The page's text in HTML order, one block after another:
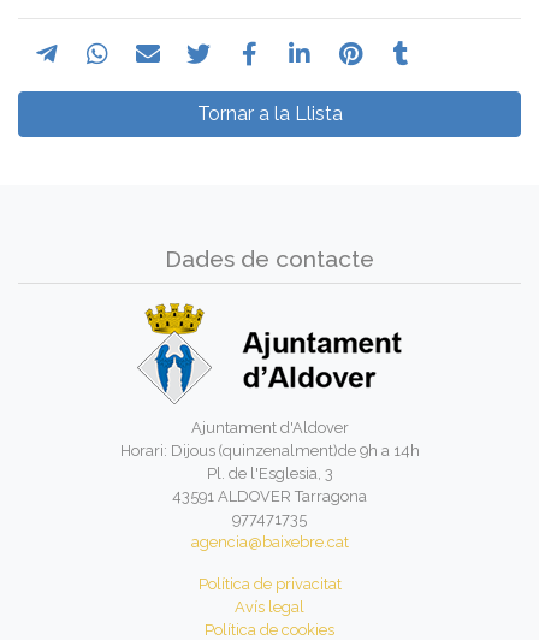
Tornar a la Llista
Dades de contacte
Ajuntament d'Aldover
Horari: Dijous (quinzenalment)de 9h a 14h
Pl. de l'Esglesia, 3
43591 ALDOVER Tarragona
977471735
agencia@baixebre.cat
Política de privacitat
Avís legal
Política de cookies